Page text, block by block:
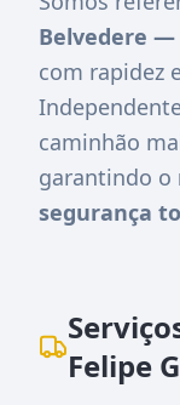
Belvedere —
com rapidez
caminhão
garantindo o
segurança
Felipe